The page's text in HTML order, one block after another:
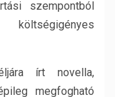
szempontból
írt novella,
megfogható